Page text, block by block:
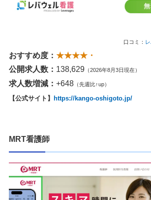
口コミ：
おすすめ度： ★★★★・
公開求人数： 138,629 （2026年8月3日現在）
求人数増減： +648 （先週比↑up）
【公式サイト】 https://kango-oshigoto.jp/
MRT看護師